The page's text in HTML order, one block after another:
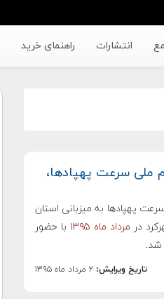
انتشارات راهنمای خرید
ملی سرعت پهپادها،
پهپادها به میزبانی استان
در مرداد ماه ۱۳۹۵
با حضور
تاریخ ویرایش: ۲ مرداد ماه ۱۳۹۵